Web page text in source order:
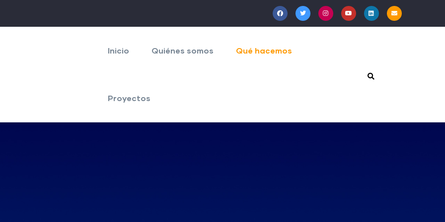
principal
Inicio Quiénes somos Qué hacemos
Proyectos